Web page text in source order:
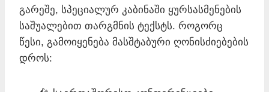
გარეშე, სპეციალურ კაბინაში ყურსასმენების
საშუალებით თარგმნის ტექსტს. როგორც
წესი, გამოიყენება მასშტაბური ღონისძიებების
დროს: